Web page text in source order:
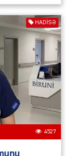
HADISƏ
4527